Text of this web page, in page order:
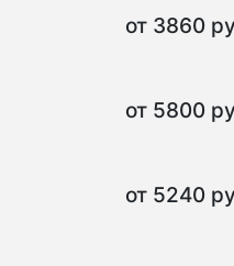
от 3860
от 5800
от 5240